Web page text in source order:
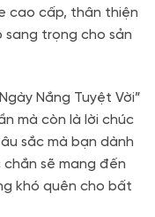
cao cấp, thân thiện
trọng cho sản
Nắng Tuyệt Vời”
mà còn là lời chúc
sắc mà bạn dành
sẽ mang đến
khó quên cho bất